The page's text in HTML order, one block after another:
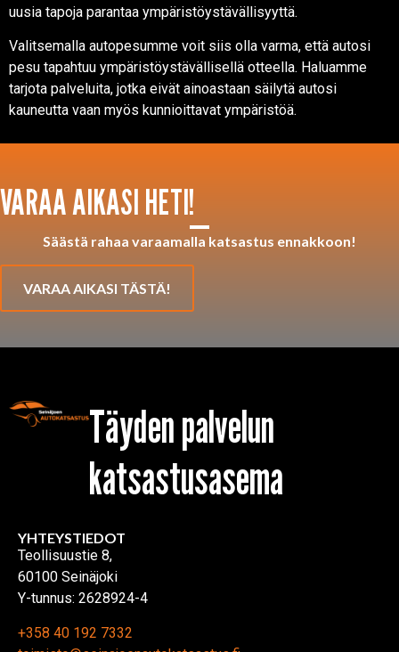
uusia tapoja parantaa ympäristöystävällisyyttä.
Valitsemalla autopesumme voit siis olla varma, että autosi
pesu tapahtuu ympäristöystävällisellä otteella. Haluamme
tarjota palveluita, jotka eivät ainoastaan säilytä autosi
kauneutta vaan myös kunnioittavat ympäristöä.
VARAA AIKASI HETI!
Säästä rahaa varaamalla katsastus ennakkoon!
VARAA AIKASI TÄSTÄ!
Täyden palvelun
katsastusasema
YHTEYSTIEDOT
Teollisuustie 8,
60100 Seinäjoki
Y-tunnus: 2628924-4
+358 40 192 7332